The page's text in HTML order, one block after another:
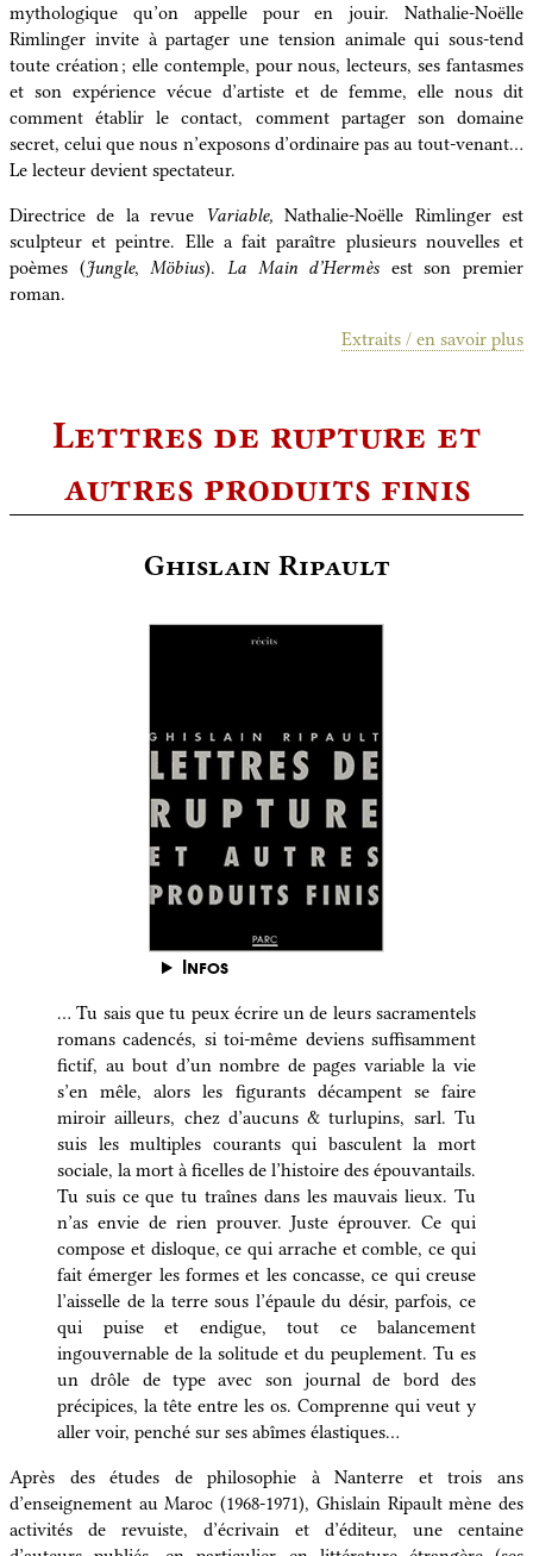
mythologique qu’on appelle pour en jouir. Nathalie-Noëlle
Rimlinger invite à partager une tension animale qui sous-tend
toute création ; elle contemple, pour nous, lecteurs, ses fantasmes
et son expérience vécue d’artiste et de femme, elle nous dit
comment établir le contact, comment partager son domaine
secret, celui que nous n’exposons d’ordinaire pas au tout-venant…
Le lecteur devient spectateur.
Directrice de la revue Variable, Nathalie-Noëlle Rimlinger est
sculpteur et peintre. Elle a fait paraître plusieurs nouvelles et
poèmes (Jungle,Möbius). La Main d’Hermès est son premier
roman.
Extraits / en savoir plus
Lettres de rupture et
autres produits finis
Ghislain Ripault
Infos
… Tu sais que tu peux écrire un de leurs sacramentels
romans cadencés, si toi-même deviens suffisamment
fictif, au bout d’un nombre de pages variable la vie
s’en mêle, alors les figurants décampent se faire
miroir ailleurs, chez d’aucuns & turlupins, sarl. Tu
suis les multiples courants qui basculent la mort
sociale, la mort à ficelles de l’histoire des épouvantails.
Tu suis ce que tu traînes dans les mauvais lieux. Tu
n’as envie de rien prouver. Juste éprouver. Ce qui
compose et disloque, ce qui arrache et comble, ce qui
fait émerger les formes et les concasse, ce qui creuse
l’aisselle de la terre sous l’épaule du désir, parfois, ce
qui puise et endigue, tout ce balancement
ingouvernable de la solitude et du peuplement. Tu es
un drôle de type avec son journal de bord des
précipices, la tête entre les os. Comprenne qui veut y
aller voir, penché sur ses abîmes élastiques…
Après des études de philosophie à Nanterre et trois ans
d’enseignement au Maroc (1968-1971), Ghislain Ripault mène des
activités de revuiste, d’écrivain et d’éditeur, une centaine